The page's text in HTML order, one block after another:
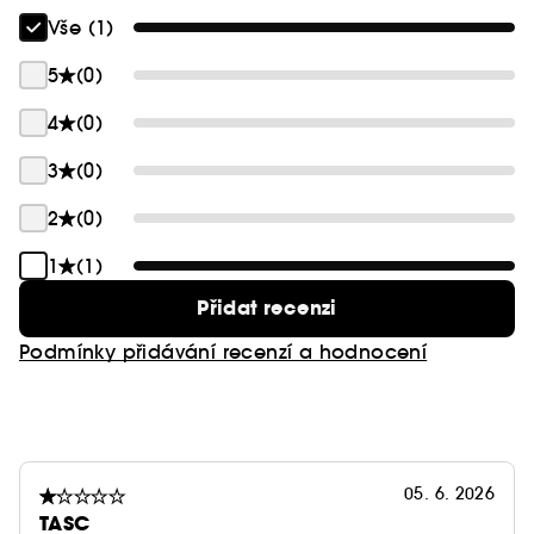
Vše (1)
5
(0)
4
(0)
3
(0)
2
(0)
1
(1)
Přidat recenzi
Podmínky přidávání recenzí a hodnocení
05. 6. 2026
TASC